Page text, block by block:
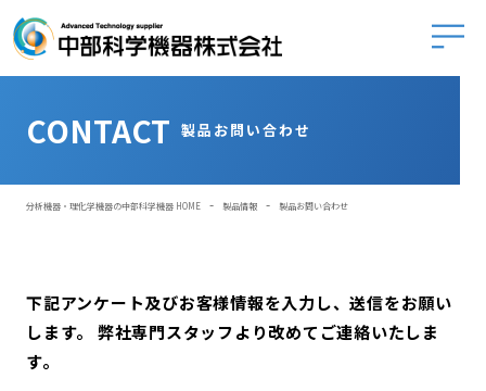
中部科
CONTACT 製品お問い合わせ
分析機器・理化学機器の中部科学機器 HOME - 製品情報 - 製品お問い合わせ
下記アンケート及びお客様情報を入力し、送信をお願い
します。
弊社専門スタッフより改めてご連絡いたしま
す。